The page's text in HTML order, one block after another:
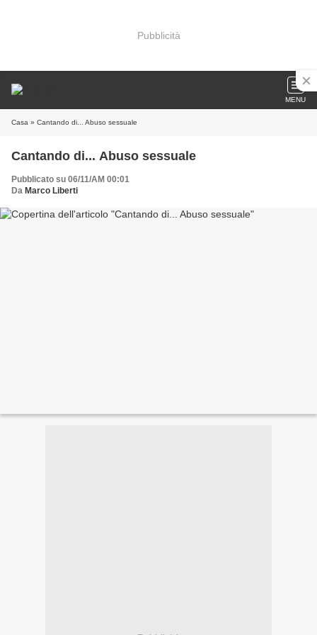
Pubblicità
MENU
Casa » Cantando di... Abuso sessuale
Cantando di... Abuso sessuale
Pubblicato su 06/11/AM 00:01
Da Marco Liberti